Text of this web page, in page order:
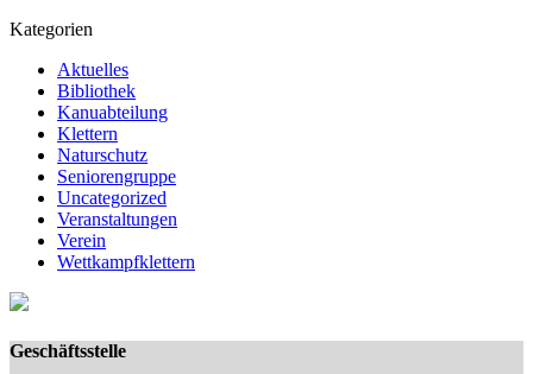
Kategorien
Aktuelles
Bibliothek
Kanuabteilung
Klettern
Naturschutz
Seniorengruppe
Uncategorized
Veranstaltungen
Verein
Wettkampfklettern
Geschäftsstelle